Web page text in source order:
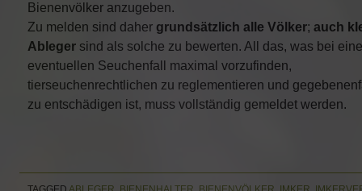
Bienenvölker anzugeben.
Zu melden sind daher grundsätzlich alle Völker; auch
Ableger sind als solche zu bewerten. All das, was bei
eventuellen Seuchenfall maximal vorzufinden,
tierseuchenrechtlichen zu reglementieren und
zu entschädigen ist, muss vollständig gemeldet werden.